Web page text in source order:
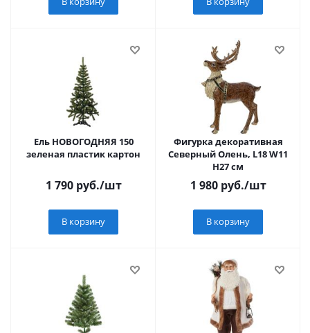
Ель НОВОГОДНЯЯ 150
зеленая пластик картон
1 790руб./шт
В корзину
Фигурка декоративная
Северный Олень, L18 W11
H27 см
1 980руб./шт
В корзину